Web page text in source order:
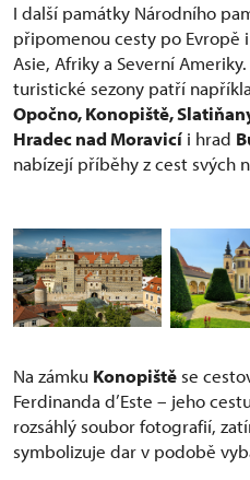
I další památky Národního
připomenou cesty po Evropě
Asie, Afriky a Severní
turistické sezony patří
Opočno, Konopiště,
Hradec nad Moravicí i hrad
nabízejí příběhy z cest svých
Na zámku Konopiště se
Ferdinanda d’Este – jeho
rozsáhlý soubor fotografií,
symbolizuje dar v podobě